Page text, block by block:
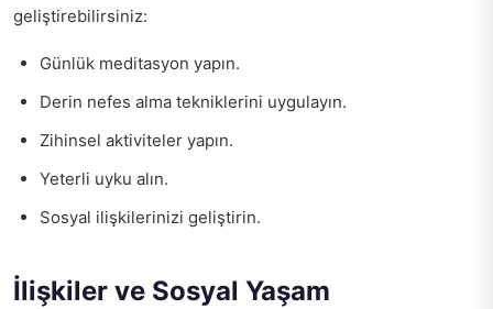
geliştirebilirsiniz:
Günlük meditasyon yapın.
Derin nefes alma tekniklerini uygulayın.
Zihinsel aktiviteler yapın.
Yeterli uyku alın.
Sosyal ilişkilerinizi geliştirin.
İlişkiler ve Sosyal Yaşam